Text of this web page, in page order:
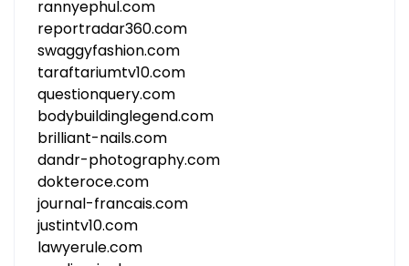
rannyephul.com
reportradar360.com
swaggyfashion.com
taraftariumtv10.com
questionquery.com
bodybuildinglegend.com
brilliant-nails.com
dandr-photography.com
dokteroce.com
journal-francais.com
justintv10.com
lawyerule.com